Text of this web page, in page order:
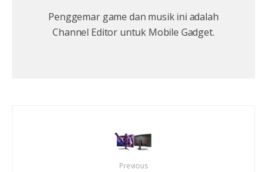
Penggemar game dan musik ini adalah
Channel Editor untuk Mobile Gadget.
Previous